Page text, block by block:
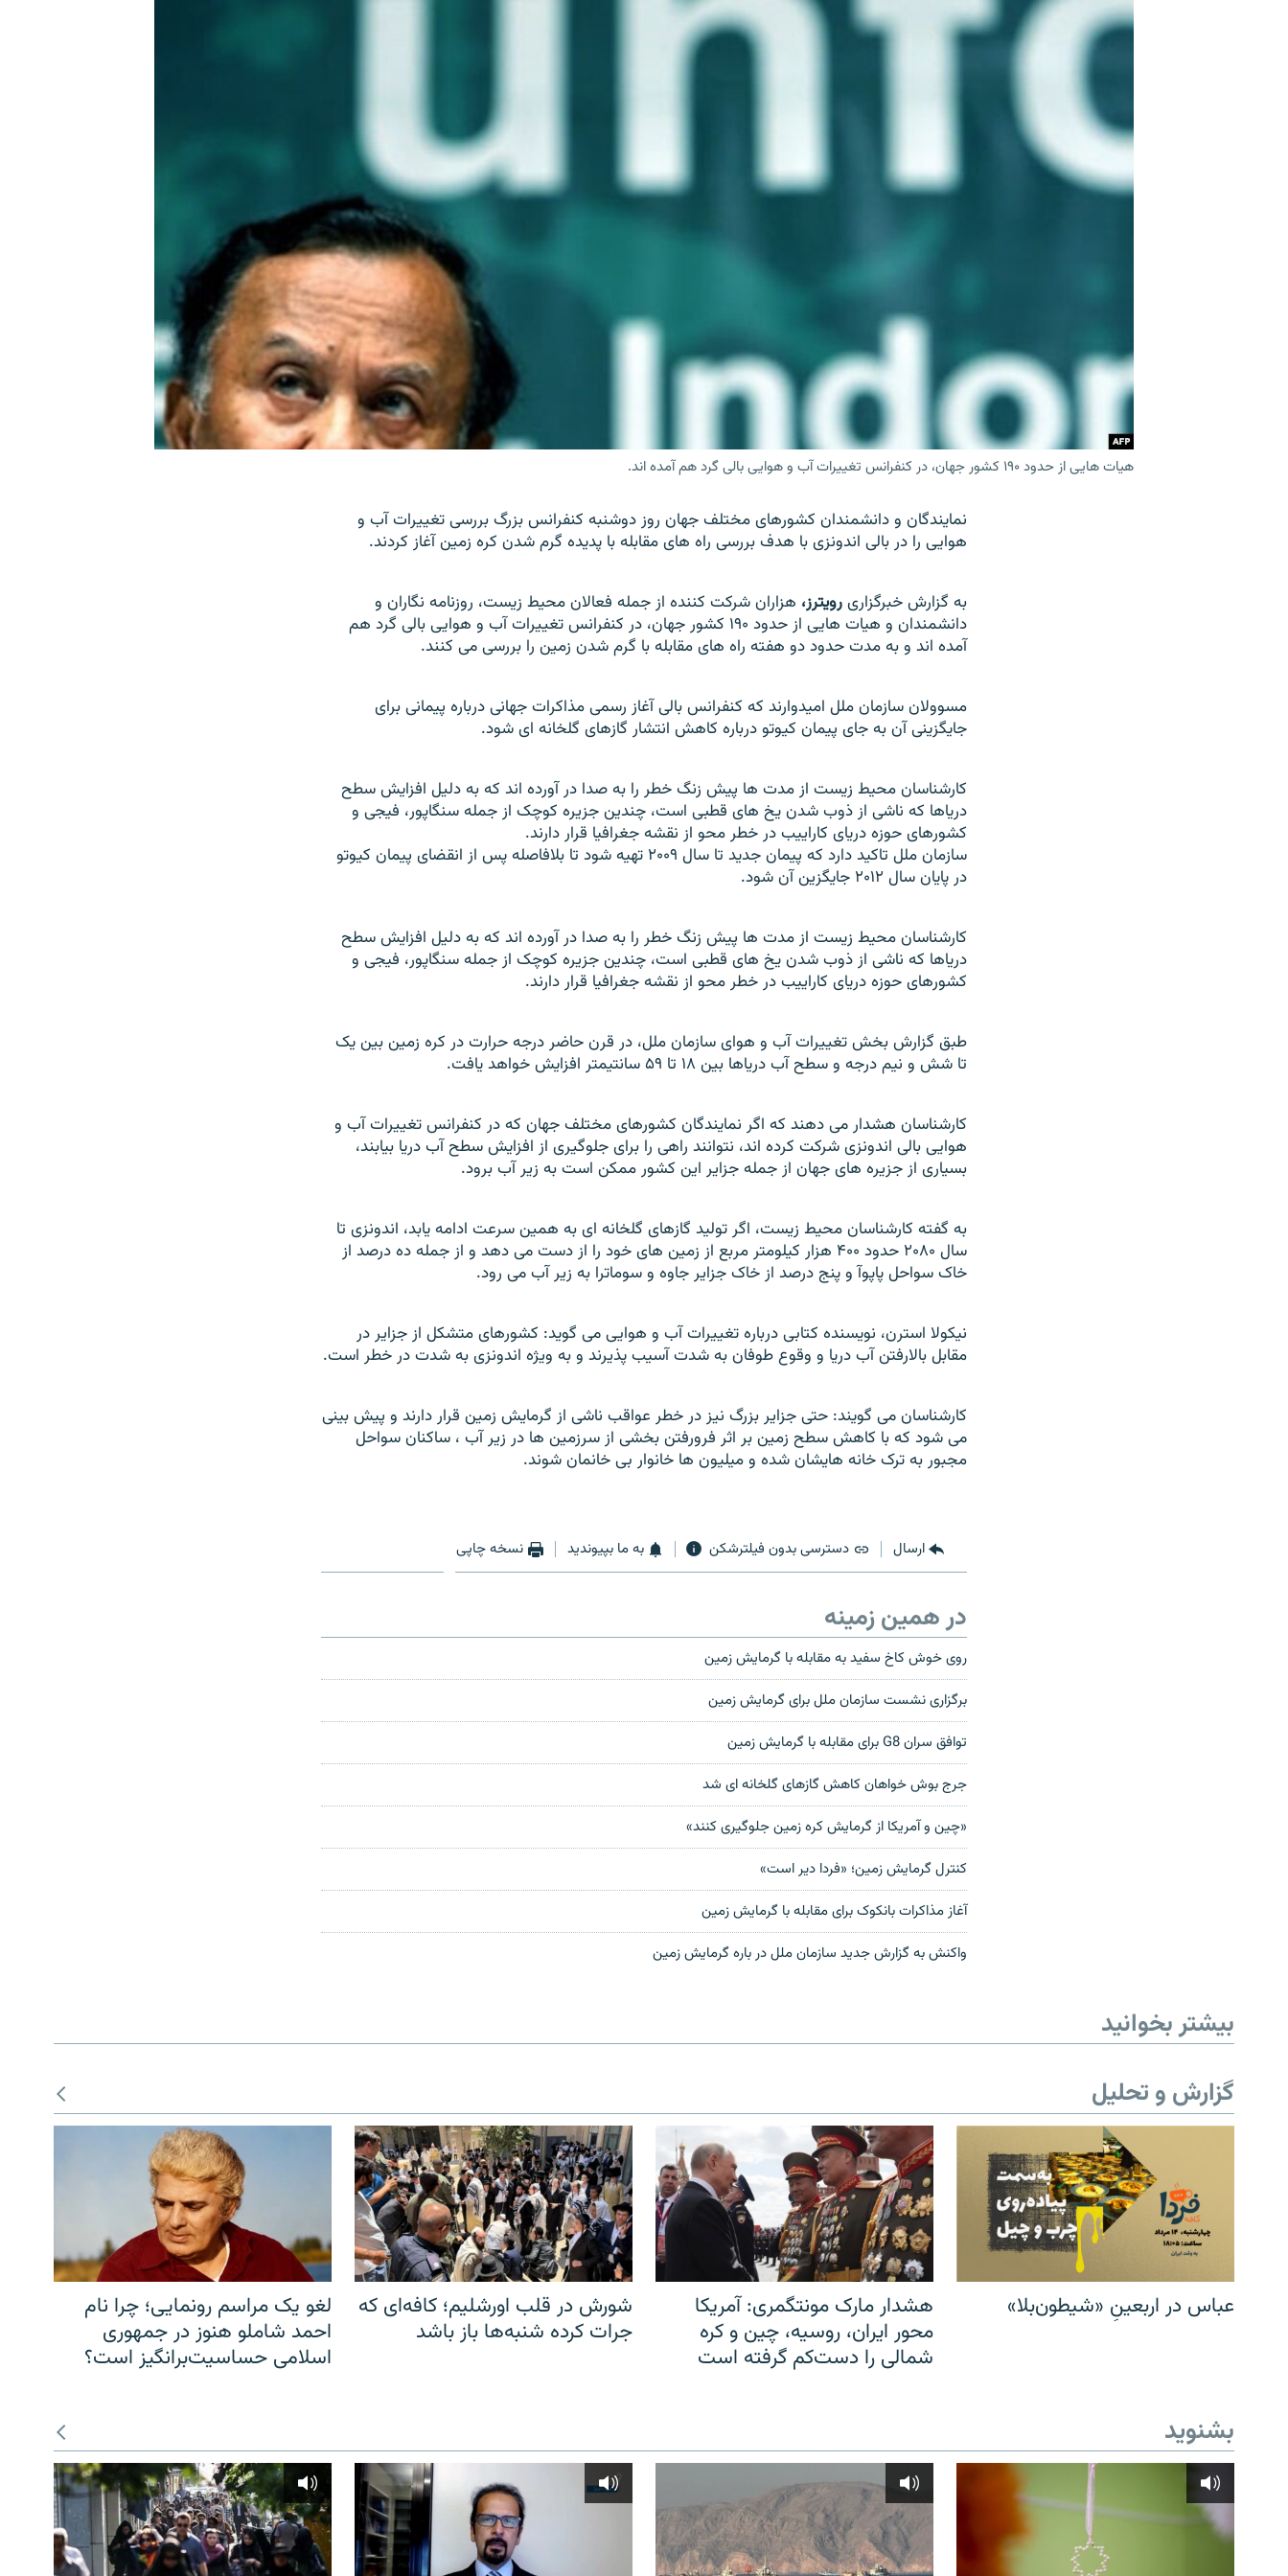
هيات هايی از حدود ۱۹۰ کشور جهان، در کنفرانس تغييرات آب و هوايی بالی گرد هم آمده اند.
نمايندگان و دانشمندان کشورهای مختلف جهان روز دوشنبه کنفرانس بزرگ بررسی تغييرات آب و
هوايی را در بالی اندونزی با هدف بررسی راه های مقابله با پديده گرم شدن کره زمين آغاز کردند.
به گزارش خبرگزاریرويترز، هزاران شرکت کننده از جمله فعالان محيط زيست، روزنامه نگاران و
دانشمندان و هيات هايی از حدود ۱۹۰ کشور جهان، در کنفرانس تغييرات آب و هوايی بالی گرد هم
آمده اند و به مدت حدود دو هفته راه های مقابله با گرم شدن زمين را بررسی می کنند.
مسوولان سازمان ملل اميدوارند که کنفرانس بالی آغاز رسمی مذاکرات جهانی درباره پيمانی برای
جايگزينی آن به جای پيمان کيوتو درباره کاهش انتشار گازهای گلخانه ای شود.
کارشناسان محيط زيست از مدت ها پيش زنگ خطر را به صدا در آورده اند که به دليل افزايش سطح
درياها که ناشی از ذوب شدن يخ های قطبی است، چندين جزيره کوچک از جمله سنگاپور، فيجی و
کشورهای حوزه دريای کاراييب در خطر محو از نقشه جغرافيا قرار دارند.
سازمان ملل تاکيد دارد که پيمان جديد تا سال ۲۰۰۹ تهيه شود تا بلافاصله پس از انقضای پيمان کيوتو
در پايان سال ۲۰۱۲ جايگزين آن شود.
کارشناسان محيط زيست از مدت ها پيش زنگ خطر را به صدا در آورده اند که به دليل افزايش سطح
درياها که ناشی از ذوب شدن يخ های قطبی است، چندين جزيره کوچک از جمله سنگاپور، فيجی و
کشورهای حوزه دريای کاراييب در خطر محو از نقشه جغرافيا قرار دارند.
طبق گزارش بخش تغييرات آب و هوای سازمان ملل، در قرن حاضر درجه حرارت در کره زمين بين يک
تا شش و نيم درجه و سطح آب درياها بين ۱۸ تا ۵۹ سانتيمتر افزايش خواهد يافت.
کارشناسان هشدار می دهند که اگر نمايندگان کشورهای مختلف جهان که در کنفرانس تغييرات آب و
هوايی بالی اندونزی شرکت کرده اند، نتوانند راهی را برای جلوگيری از افزايش سطح آب دريا بيابند،
بسياری از جزيره های جهان از جمله جزاير اين کشور ممکن است به زير آب برود.
به گفته کارشناسان محيط زيست، اگر توليد گازهای گلخانه ای به همين سرعت ادامه يابد، اندونزی تا
سال ۲۰۸۰ حدود ۴۰۰ هزار کيلومتر مربع از زمين های خود را از دست می دهد و از جمله ده درصد از
خاک سواحل پاپوآ و پنج درصد از خاک جزاير جاوه و سوماترا به زير آب می رود.
نيکولا استرن، نويسنده کتابی درباره تغييرات آب و هوايی می گويد: کشورهای متشکل از جزاير در
مقابل بالارفتن آب دريا و وقوع طوفان به شدت آسيب پذيرند و به ويژه اندونزی به شدت در خطر است.
کارشناسان می گويند: حتی جزاير بزرگ نيز در خطر عواقب ناشی از گرمايش زمين قرار دارند و پيش بينی
می شود که با کاهش سطح زمين بر اثر فرورفتن بخشی از سرزمين ها در زير آب ، ساکنان سواحل
مجبور به ترک خانه هايشان شده و ميليون ها خانوار بی خانمان شوند.
ارسال دسترسی بدون فیلترشکن به ما بپیوندید نسخه چاپی
در همین زمینه
روی خوش کاخ سفید به مقابله با گرمایش زمین
برگزاری نشست سازمان ملل برای گرمایش زمین
توافق سران G8 برای مقابله با گرمایش زمین
جرج بوش خواهان کاهش گازهای گلخانه ای شد
«چین و آمریکا از گرمایش کره زمین جلوگیری کنند»
کنترل گرمایش زمین؛ «فردا دیر است»
آغاز مذاکرات بانکوک برای مقابله با گرمایش زمین
واکنش به گزارش جدید سازمان ملل در باره گرمایش زمین
بیشتر بخوانید
گزارش و تحلیل
عباس در اربعینِ «شیطون‌بلا»
هشدار مارک مونتگمری: آمریکا
محور ایران، روسیه، چین و کره
شمالی را دست‌کم گرفته است
شورش در قلب اورشلیم؛ کافه‌ای که
جرات کرده شنبه‌ها باز باشد
لغو یک مراسم رونمایی؛ چرا نام
احمد شاملو هنوز در جمهوری
اسلامی حساسیت‌برانگیز است؟
بشنوید